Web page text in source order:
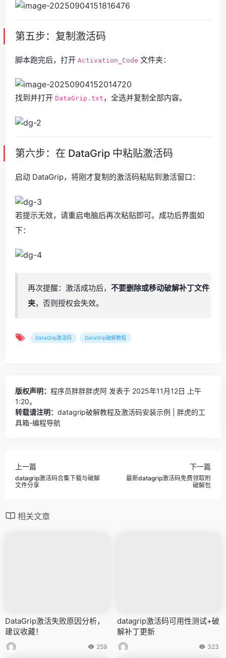
第五步：复制激活码
脚本跑完后，打开 Activation_Code 文件夹：
找到并打开 DataGrip.txt ，全选并复制全部内容。
第六步：在 DataGrip 中粘贴激活码
启动 DataGrip，将刚才复制的激活码粘贴到激活窗口：
若提示无效，请重启电脑后再次粘贴即可。成功后界面如
下：
再次提醒：激活成功后， 不要删除或移动破解补丁文件
夹，否则授权会失效。
DataGrip激活码 DataGrip破解教程
版权声明： 程序员胖胖胖虎阿 发表于 2025年11月12日 上午
1:20。
转载请注明： datagrip破解教程及激活码安装示例 | 胖虎的工
具箱-编程导航
上一篇
datagrip激活码合集下载与破解
文件分享
下一篇
最新datagrip激活码免费领取附
破解包
相关文章
DataGrip激活失败原因分析，
建议收藏！
259
datagrip激活码可用性测试+破
解补丁更新
323